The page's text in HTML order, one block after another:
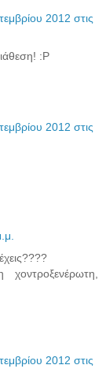
2012 στις
:P
2012 στις
2012 στις